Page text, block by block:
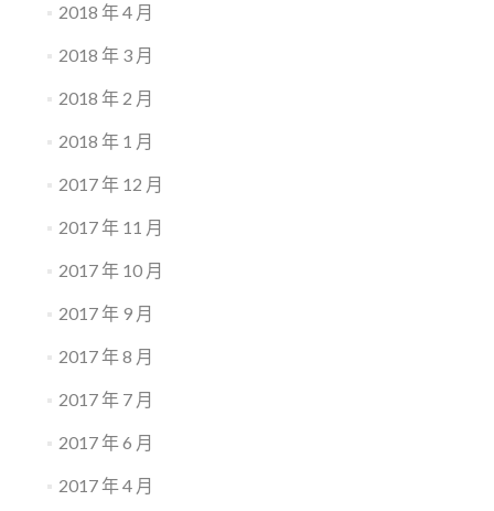
2018 年 4 月
2018 年 3 月
2018 年 2 月
2018 年 1 月
2017 年 12 月
2017 年 11 月
2017 年 10 月
2017 年 9 月
2017 年 8 月
2017 年 7 月
2017 年 6 月
2017 年 4 月